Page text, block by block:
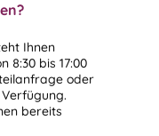
Ihnen
8:30 bis 17:00
oder
bereits